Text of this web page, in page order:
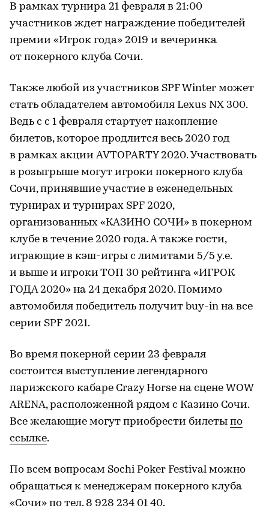
В рамках турнира 21 февраля в 21:00
участников ждет награждение победителей
премии «Игрок года» 2019 и вечеринка
от покерного клуба Сочи.
Также любой из участников SPF Winter может
стать обладателем автомобиля Lexus NX 300.
Ведь с с 1 февраля стартует накопление
билетов, которое продлится весь 2020 год
в рамках акции AVTOPARTY 2020. Участвовать
в розыгрыше могут игроки покерного клуба
Сочи, принявшие участие в еженедельных
турнирах и турнирах SPF 2020,
организованных «КАЗИНО СОЧИ» в покерном
клубе в течение 2020 года. А также гости,
играющие в кэш-игры с лимитами 5/5 у.е.
и выше и игроки ТОП 30 рейтинга «ИГРОК
ГОДА 2020» на 24 декабря 2020. Помимо
автомобиля победитель получит buy-in на все
серии SPF 2021.
Во время покерной серии 23 февраля
состоится выступление легендарного
парижского кабаре Crazy Horse на сцене WOW
ARENA, расположенной рядом с Казино Сочи.
Все желающие могут приобрести билеты по
ссылке.
По всем вопросам Sochi Poker Festival можно
обращаться к менеджерам покерного клуба
«Сочи» по тел. 8 928 234 01 40.